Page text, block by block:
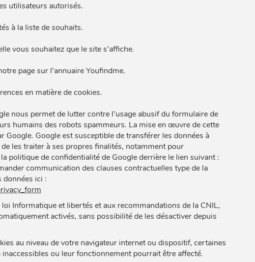
utilisateurs autorisés.
à la liste de souhaits.
vous souhaitez que le site s’affiche.
page sur l’annuaire Youfindme.
en matière de cookies.
nous permet de lutter contre l’usage abusif du formulaire de
humains des robots spammeurs. La mise en œuvre de cette
Google est susceptible de transférer les données à
les traiter à ses propres finalités, notamment pour
politique de confidentialité de Google derrière le lien suivant :
communication des clauses contractuelles type de la
ici :
Informatique et libertés et aux recommandations de la CNIL,
activés, sans possibilité de les désactiver depuis
au niveau de votre navigateur internet ou dispositif, certaines
ou leur fonctionnement pourrait être affecté.